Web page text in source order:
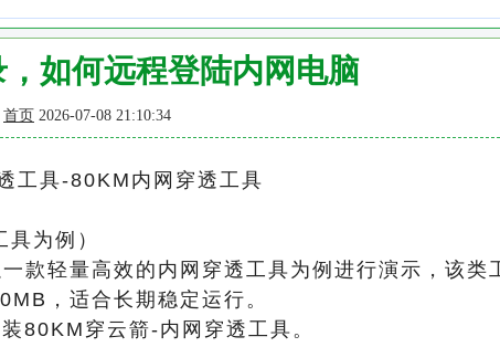
，如何远程登陆内网电脑
首页 2026-07-08 21:10:34
工具-80KM内网穿透工具
为例）
款轻量高效的内网穿透工具为例进行演示，该类
，适合长期稳定运行。
80KM穿云箭-内网穿透工具。